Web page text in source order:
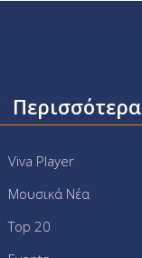
Περισσότερα
Viva Player
Μουσικά Νέα
Top 20